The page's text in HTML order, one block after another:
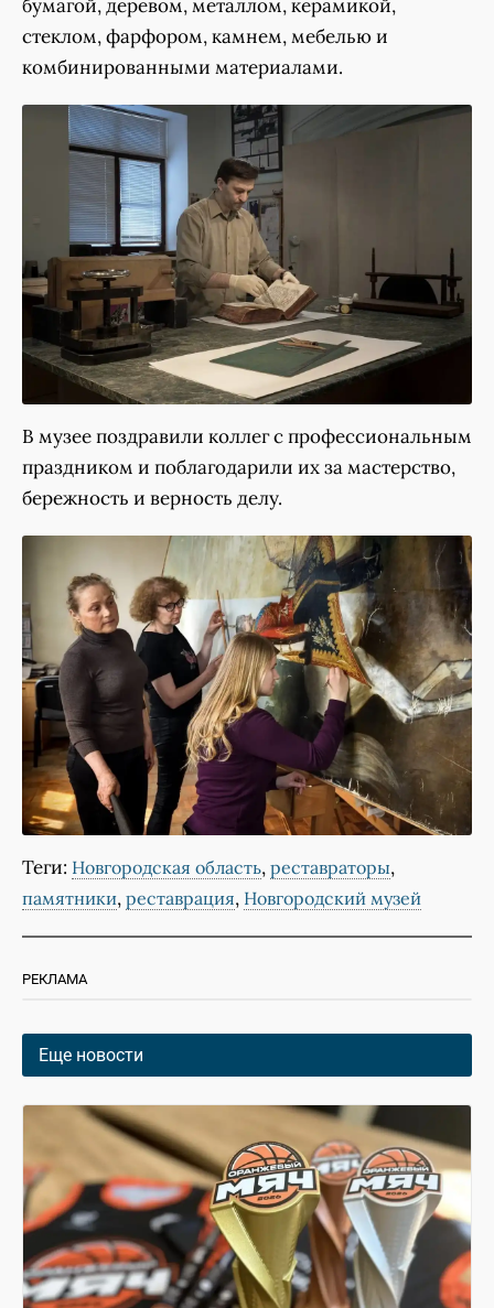
бумагой, деревом, металлом, керамикой,
стеклом, фарфором, камнем, мебелью и
комбинированными материалами.
В музее поздравили коллег с профессиональным
праздником и поблагодарили их за мастерство,
бережность и верность делу.
Теги: Новгородская область, реставраторы,
памятники, реставрация, Новгородский музей
РЕКЛАМА
Еще новости